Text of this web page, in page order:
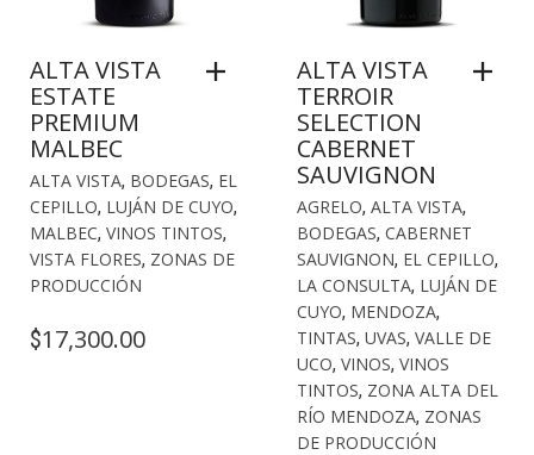
ALTA VISTA
ESTATE
PREMIUM
MALBEC
ALTA VISTA, BODEGAS, EL
CEPILLO, LUJÁN DE CUYO,
MALBEC, VINOS TINTOS,
VISTA FLORES, ZONAS DE
PRODUCCIÓN
$17,300.00
ALTA VISTA
TERROIR
SELECTION
CABERNET
SAUVIGNON
AGRELO, ALTA VISTA,
BODEGAS, CABERNET
SAUVIGNON, EL CEPILLO,
LA CONSULTA, LUJÁN DE
CUYO, MENDOZA,
TINTAS, UVAS, VALLE DE
UCO, VINOS, VINOS
TINTOS, ZONA ALTA DEL
RÍO MENDOZA, ZONAS
DE PRODUCCIÓN